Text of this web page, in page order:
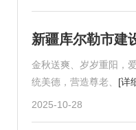
新疆库尔勒市建
金秋送爽、岁岁重阳，
统美德，营造尊老、 [详
2025-10-28